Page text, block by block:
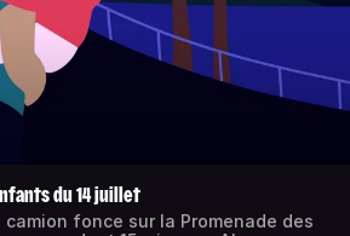
du 14 juillet
camion fonce sur la Promenade des